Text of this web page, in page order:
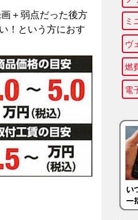
＋弱点だった後方
！という方におす
ミ
ヴ
燃
電